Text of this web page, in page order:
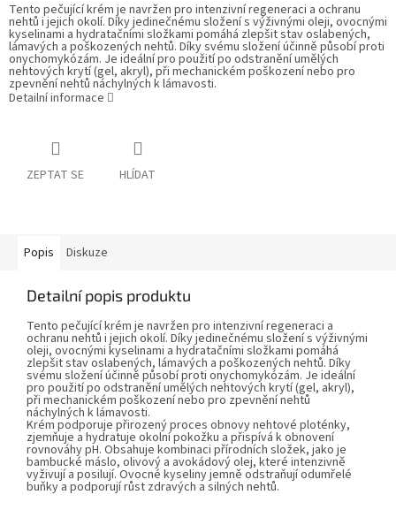
Tento pečující krém je navržen pro intenzivní regeneraci a ochranu
nehtů i jejich okolí. Díky jedinečnému složení s výživnými oleji, ovocnými
kyselinami a hydratačními složkami pomáhá zlepšit stav oslabených,
lámavých a poškozených nehtů. Díky svému složení účinně působí proti
onychomykózám. Je ideální pro použití po odstranění umělých
nehtových krytí (gel, akryl), při mechanickém poškození nebo pro
zpevnění nehtů náchylných k lámavosti.
Detailní informace
ZEPTAT SE HLÍDAT
Popis Diskuze
Detailní popis produktu
Tento pečující krém je navržen pro intenzivní regeneraci a
ochranu nehtů i jejich okolí. Díky jedinečnému složení s výživnými
oleji, ovocnými kyselinami a hydratačními složkami pomáhá
zlepšit stav oslabených, lámavých a poškozených nehtů. Díky
svému složení účinně působí proti onychomykózám. Je ideální
pro použití po odstranění umělých nehtových krytí (gel, akryl),
při mechanickém poškození nebo pro zpevnění nehtů
náchylných k lámavosti.
Krém podporuje přirozený proces obnovy nehtové ploténky,
zjemňuje a hydratuje okolní pokožku a přispívá k obnovení
rovnováhy pH. Obsahuje kombinaci přírodních složek, jako je
bambucké máslo, olivový a avokádový olej, které intenzivně
vyživují a posilují. Ovocné kyseliny jemně odstraňují odumřelé
buňky a podporují růst zdravých a silných nehtů.